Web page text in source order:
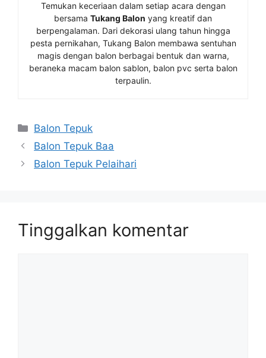
Temukan keceriaan dalam setiap acara dengan
bersama Tukang Balon yang kreatif dan
berpengalaman. Dari dekorasi ulang tahun hingga
pesta pernikahan, Tukang Balon membawa sentuhan
magis dengan balon berbagai bentuk dan warna,
beraneka macam balon sablon, balon pvc serta balon
terpaulin.
Kategori
Balon Tepuk
Balon Tepuk Baa
Balon Tepuk Pelaihari
Tinggalkan komentar